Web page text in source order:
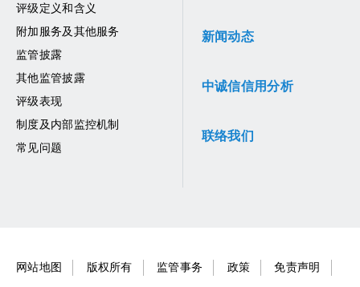
评级定义和含义
附加服务及其他服务
监管披露
其他监管披露
评级表现
制度及内部监控机制
常见问题
新闻动态
中诚信信用分析
联络我们
网站地图 版权所有 监管事务 政策 免责声明